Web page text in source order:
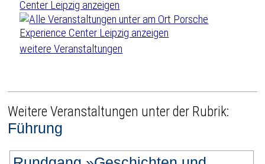
weitere Veranstaltungen
Weitere Veranstaltungen unter der Rubrik:
Führung